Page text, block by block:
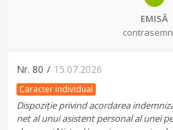
EMISĂ
Nr. 80 / 15.07.2026
Caracter individual
Dispoziție privind acordarea
net al unui asistent personal al unei